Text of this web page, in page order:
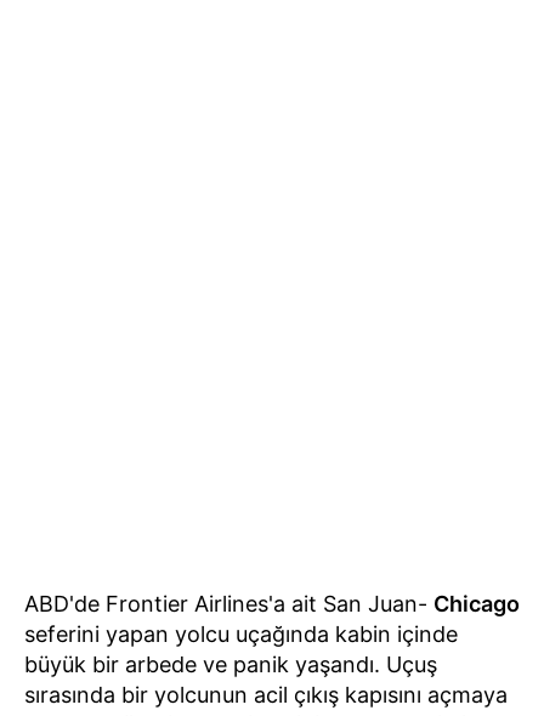
ABD'de Frontier Airlines'a ait San Juan- Chicago
seferini yapan yolcu uçağında kabin içinde
büyük bir arbede ve panik yaşandı. Uçuş
sırasında bir yolcunun acil çıkış kapısını açmaya